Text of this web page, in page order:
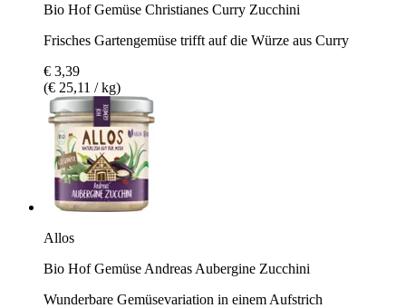
Bio Hof Gemüse Christianes Curry Zucchini
Frisches Gartengemüse trifft auf die Würze aus Curry
€ 3,39
(€ 25,11 / kg)
Allos
Bio Hof Gemüse Andreas Aubergine Zucchini
Wunderbare Gemüsevariation in einem Aufstrich